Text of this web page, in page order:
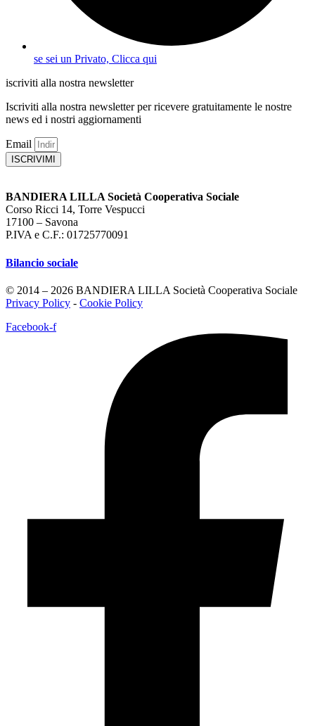
se sei un Privato, Clicca qui
iscriviti alla nostra newsletter
Iscriviti alla nostra newsletter per ricevere gratuitamente le nostre
news ed i nostri aggiornamenti
Email
ISCRIVIMI
BANDIERA LILLA Società Cooperativa Sociale
Corso Ricci 14, Torre Vespucci
17100 – Savona
P.IVA e C.F.: 01725770091
Bilancio sociale
© 2014 – 2026 BANDIERA LILLA Società Cooperativa Sociale
Privacy Policy - Cookie Policy
Facebook-f